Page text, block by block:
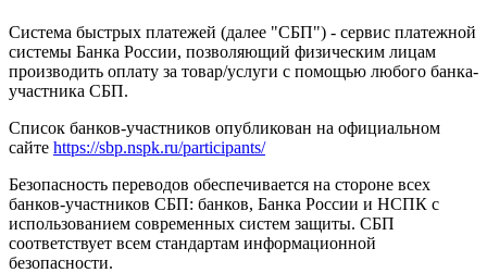
Система быстрых платежей (далее "СБП") - сервис платежной
системы Банка России, позволяющий физическим лицам
производить оплату за товар/услуги с помощью любого банка-
участника СБП.
Список банков-участников опубликован на официальном
сайте https://sbp.nspk.ru/participants/
Безопасность переводов обеспечивается на стороне всех
банков-участников СБП: банков, Банка России и НСПК с
использованием современных систем защиты. СБП
соответствует всем стандартам информационной
безопасности.